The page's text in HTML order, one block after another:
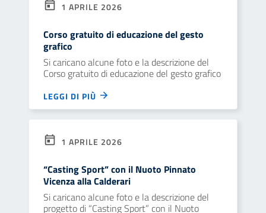
1 APRILE 2026
Corso gratuito di educazione del gesto
grafico
Si caricano alcune foto e la descrizione del
Corso gratuito di educazione del gesto grafico
LEGGI DI PIÙ
1 APRILE 2026
“Casting Sport” con il Nuoto Pinnato
Vicenza alla Calderari
Si caricano alcune foto e la descrizione del
progetto di “Casting Sport” con il Nuoto